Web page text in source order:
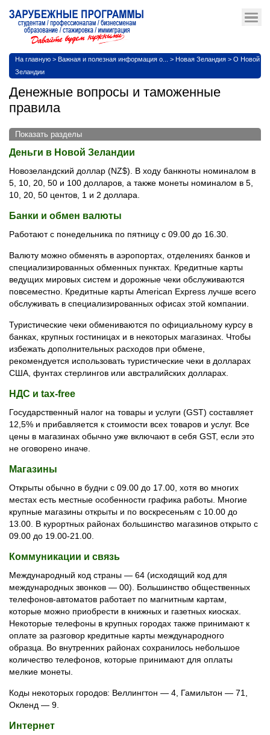
На главную > Важная и полезная информация о... > Новая Зеландия > О Новой
Зеландии
Денежные вопросы и таможенные
правила
Показать разделы
Деньги в Новой Зеландии
Новозеландский доллар (NZ$). В ходу банкноты номиналом в
5, 10, 20, 50 и 100 долларов, а также монеты номиналом в 5,
10, 20, 50 центов, 1 и 2 доллара.
Банки и обмен валюты
Работают с понедельника по пятницу с 09.00 до 16.30.
Валюту можно обменять в аэропортах, отделениях банков и
специализированных обменных пунктах. Кредитные карты
ведущих мировых систем и дорожные чеки обслуживаются
повсеместно. Кредитные карты American Express лучше всего
обслуживать в специализированных офисах этой компании.
Туристические чеки обмениваются по официальному курсу в
банках, крупных гостиницах и в некоторых магазинах. Чтобы
избежать дополнительных расходов при обмене,
рекомендуется использовать туристические чеки в долларах
США, фунтах стерлингов или австралийских долларах.
НДС и tax-free
Государственный налог на товары и услуги (GST) составляет
12,5% и прибавляется к стоимости всех товаров и услуг. Все
цены в магазинах обычно уже включают в себя GST, если это
не оговорено иначе.
Магазины
Открыты обычно в будни с 09.00 до 17.00, хотя во многих
местах есть местные особенности графика работы. Многие
крупные магазины открыты и по воскресеньям с 10.00 до
13.00. В курортных районах большинство магазинов открыто с
09.00 до 19.00-21.00.
Коммуникации и связь
Международный код страны — 64 (исходящий код для
международных звонков — 00). Большинство общественных
телефонов-автоматов работает по магнитным картам,
которые можно приобрести в книжных и газетных киосках.
Некоторые телефоны в крупных городах также принимают к
оплате за разговор кредитные карты международного
образца. Во внутренних районах сохранилось небольшое
количество телефонов, которые принимают для оплаты
мелкие монеты.
Коды некоторых городов: Веллингтон — 4, Гамильтон — 71,
Окленд — 9.
Интернет